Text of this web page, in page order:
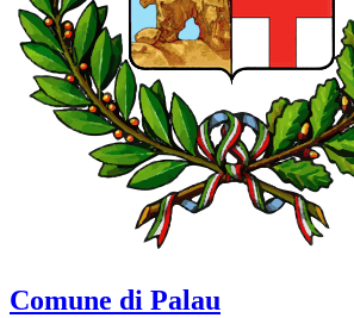
Comune di Palau